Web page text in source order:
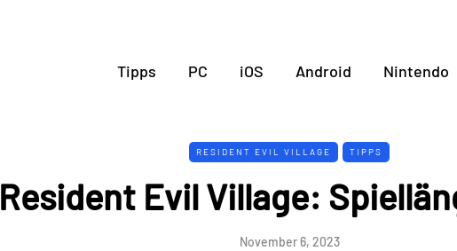
Tipps PC iOS Android Nintendo
RESIDENT EVIL VILLAGE TIPPS
Resident Evil Village:
November 6, 2023